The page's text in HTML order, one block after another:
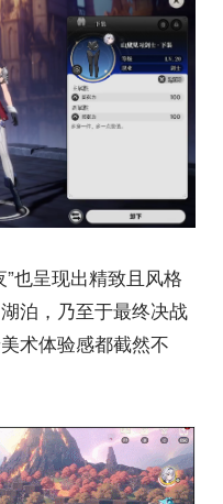
也呈现出精致且风格
泊，乃至于最终决战
术体验感都截然不